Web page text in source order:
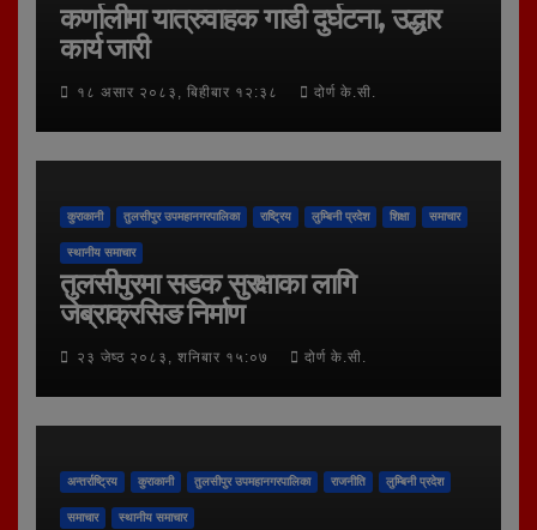
कर्णालीमा यात्रुवाहक गाडी दुर्घटना, उद्धार
कार्य जारी
१८ असार २०८३, बिहीबार १२:३८ दोर्ण के.सी.
कुराकानी तुलसीपुर उपमहानगरपालिका राष्ट्रिय लुम्बिनी प्रदेश शिक्षा समाचार
स्थानीय समाचार
तुलसीपुरमा सडक सुरक्षाका लागि
जेब्राक्रसिङ निर्माण
२३ जेष्ठ २०८३, शनिबार १५:०७ दोर्ण के.सी.
अन्तर्राष्ट्रिय कुराकानी तुलसीपुर उपमहानगरपालिका राजनीति लुम्बिनी प्रदेश
समाचार स्थानीय समाचार